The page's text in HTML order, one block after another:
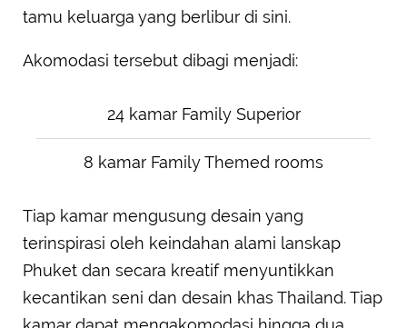
tamu keluarga yang berlibur di sini.
Akomodasi tersebut dibagi menjadi:
24 kamar Family Superior
8 kamar Family Themed rooms
Tiap kamar mengusung desain yang
terinspirasi oleh keindahan alami lanskap
Phuket dan secara kreatif menyuntikkan
kecantikan seni dan desain khas Thailand. Tiap